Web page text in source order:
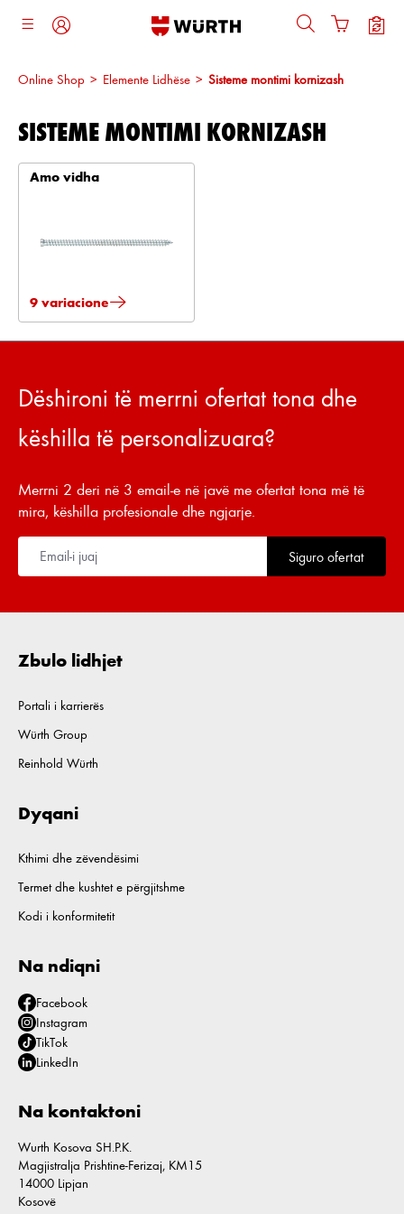
kryesore
Online Shop > Elemente Lidhëse > Sisteme montimi kornizash
SISTEME MONTIMI KORNIZASH
Amo vidha
9 variacione
Dëshironi të merrni ofertat tona dhe
këshilla të personalizuara?
Merrni 2 deri në 3 email-e në javë me ofertat tona më të
mira, këshilla profesionale dhe ngjarje.
Siguro ofertat
Zbulo lidhjet
Portali i karrierës
Würth Group
Reinhold Würth
Dyqani
Kthimi dhe zëvendësimi
Termet dhe kushtet e përgjitshme
Kodi i konformitetit
Na ndiqni
Facebook
Instagram
TikTok
LinkedIn
Na kontaktoni
Wurth Kosova SH.P.K.
Magjistralja Prishtine-Ferizaj, KM15
14000 Lipjan
Kosovë